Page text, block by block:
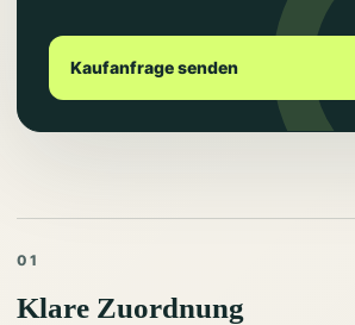
Kaufanfrage senden
01
Klare Zuordnung